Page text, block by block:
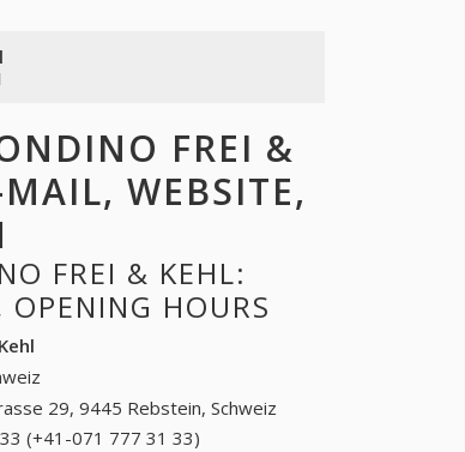
FREI &
WEBSITE,
FREI & KEHL:
HOURS
29, 9445 Rebstein, Schweiz
(+41-071 777 31 33)